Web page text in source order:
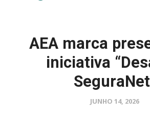
AEA marca
iniciativa
JUNHO 14, 2026